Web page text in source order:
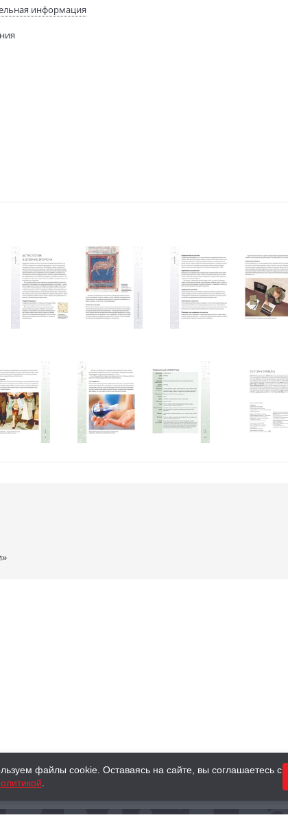
мм
240x190x30
информация
КНИГИ
файлы cookie. Оставаясь на сайте, вы соглашаетесь с